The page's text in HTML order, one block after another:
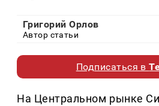
Григорий Орлов
Автор статьи
Подписаться в
На Центральном рынке